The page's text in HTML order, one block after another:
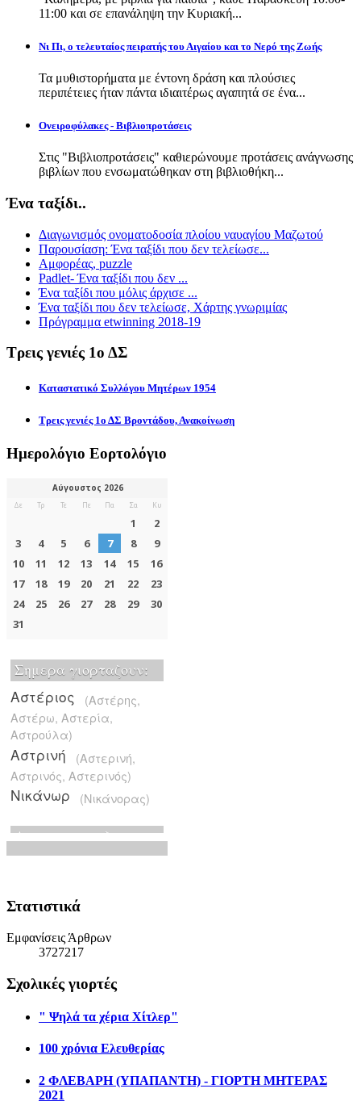
11:00 και σε επανάληψη την Κυριακή...
Νι Πι, ο τελευταίος πειρατής του Αιγαίου και το Νερό της Ζωής
Τα μυθιστορήματα με έντονη δράση και πλούσιες
περιπέτειες ήταν πάντα ιδιαιτέρως αγαπητά σε ένα...
Ονειροφύλακες - Βιβλιοπροτάσεις
Στις "Βιβλιοπροτάσεις" καθιερώνουμε προτάσεις ανάγνωσης
βιβλίων που ενσωματώθηκαν στη βιβλιοθήκη...
Ένα ταξίδι..
Διαγωνισμός ονοματοδοσία πλοίου ναυαγίου Μαζωτού
Παρουσίαση: Ένα ταξίδι που δεν τελείωσε...
Αμφορέας, puzzle
Padlet- Ένα ταξίδι που δεν ...
Ένα ταξίδι που μόλις άρχισε ...
Ένα ταξίδι που δεν τελείωσε, Χάρτης γνωριμίας
Πρόγραμμα etwinning 2018-19
Τρεις γενιές 1ο ΔΣ
Καταστατικό Συλλόγου Μητέρων 1954
Τρεις γενιές 1ο ΔΣ Βροντάδου, Ανακοίνωση
Ημερολόγιο Εορτολόγιο
Στατιστικά
Εμφανίσεις Άρθρων
3727217
Σχολικές γιορτές
" Ψηλά τα χέρια Χίτλερ"
100 χρόνια Ελευθερίας
2 ΦΛΕΒΑΡΗ (ΥΠΑΠΑΝΤΗ) - ΓΙΟΡΤΗ ΜΗΤΕΡΑΣ
2021